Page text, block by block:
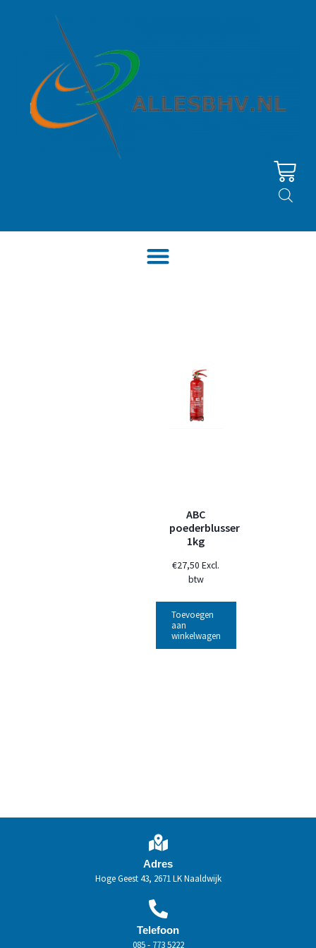
ABC
poederblusser
1kg
€27,50 Excl.
btw
Toevoegen
aan
winkelwagen
Adres
Hoge Geest 43, 2671 LK Naaldwijk
Telefoon
085 - 773 5222